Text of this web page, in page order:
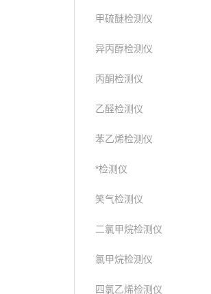
甲硫醚检测仪
异丙醇检测仪
丙酮检测仪
乙醛检测仪
苯乙烯检测仪
*检测仪
笑气检测仪
二氯甲烷检测仪
氯甲烷检测仪
四氯乙烯检测仪